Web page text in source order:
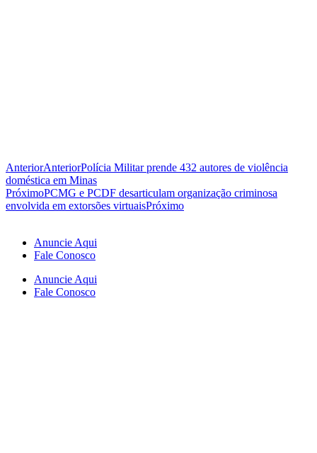
AnteriorAnteriorPolícia Militar prende 432 autores de violência
doméstica em Minas
PróximoPCMG e PCDF desarticulam organização criminosa
envolvida em extorsões virtuaisPróximo
Anuncie Aqui
Fale Conosco
Anuncie Aqui
Fale Conosco